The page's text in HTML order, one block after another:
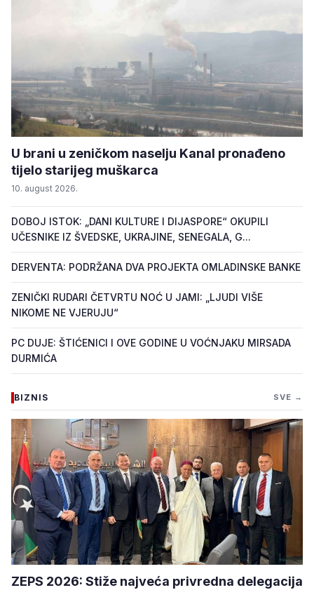
U brani u zeničkom naselju Kanal pronađeno
tijelo starijeg muškarca
10. august 2026.
DOBOJ ISTOK: „DANI KULTURE I DIJASPORE“ OKUPILI
UČESNIKE IZ ŠVEDSKE, UKRAJINE, SENEGALA, G...
DERVENTA: PODRŽANA DVA PROJEKTA OMLADINSKE BANKE
ZENIČKI RUDARI ČETVRTU NOĆ U JAMI: „LJUDI VIŠE
NIKOME NE VJERUJU“
PC DUJE: ŠTIĆENICI I OVE GODINE U VOĆNJAKU MIRSADA
DURMIĆA
BIZNIS SVE →
ZEPS 2026: Stiže najveća privredna delegacija